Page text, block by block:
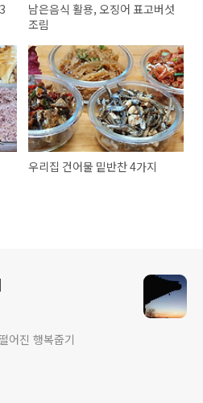
남은음식 활용, 오징어 표고버섯
조림
우리집 건어물 밑반찬 4가지
어진 행복줍기